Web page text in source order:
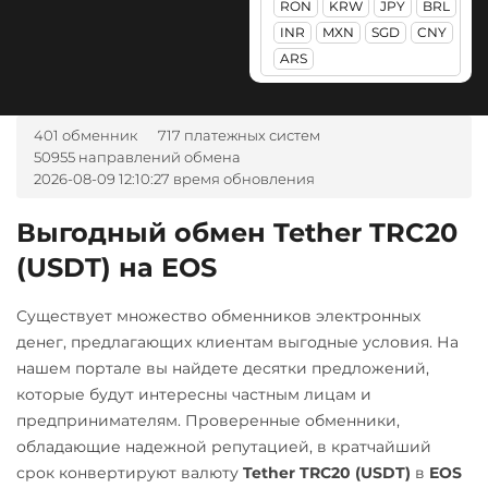
Tron (TRX)
TrueUSD (TUSD)
TRUMP
ERC20
USD Coin (USDC)
ERC20 BEP20
SOL
Polygon
ARB OP
VeChain (VET)
Lido DAO (LDO)
Litecoin (LTC)
Monero (XMR)
NEAR Protocol
Notcoin (NOT)
Ontology (ONT)
PancakeSwap (CAKE)
Pax Dollar (USDP)
ERC20
ЮMoney RUB
VND
ARS
WB Банк RUB
Альфа-Банк
Банк Санкт-Петербург
Беларусбанк BYN
ВТБ Банк RUB
Газпромбанк RUB
RON
KRW JPY
BRL
INR
MXN SGD
CNY
ARS
401 обменник
717 платежных систем
50955 направлений обмена
2026-08-09 12:10:27 время обновления
Выгодный обмен Tether TRC20
(USDT) на EOS
Существует множество обменников электронных
денег, предлагающих клиентам выгодные условия. На
нашем портале вы найдете десятки предложений,
которые будут интересны частным лицам и
предпринимателям. Проверенные обменники,
обладающие надежной репутацией, в кратчайший
срок конвертируют валюту Tether TRC20 (USDT) в EOS